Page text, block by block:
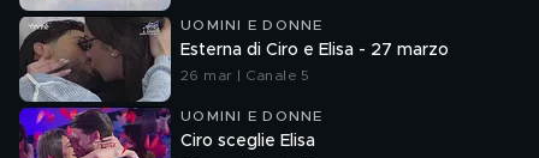
UOMINI E DONNE
Esterna di Ciro e Elisa - 27 marzo
26 mar | Canale 5
UOMINI E DONNE
Ciro sceglie Elisa